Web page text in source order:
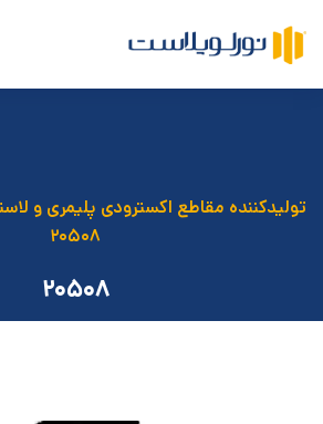
تولیدکننده مقاطع اکسترودی پلیمری و
۲۰۵۰۸
۲۰۵۰۸